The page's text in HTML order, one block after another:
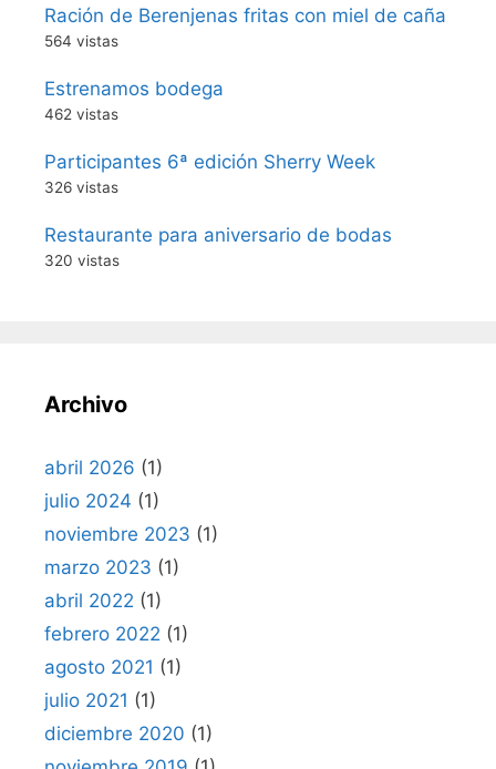
Ración de Berenjenas fritas con miel de caña
564 vistas
Estrenamos bodega
462 vistas
Participantes 6ª edición Sherry Week
326 vistas
Restaurante para aniversario de bodas
320 vistas
Archivo
abril 2026 (1)
julio 2024 (1)
noviembre 2023 (1)
marzo 2023 (1)
abril 2022 (1)
febrero 2022 (1)
agosto 2021 (1)
julio 2021 (1)
diciembre 2020 (1)